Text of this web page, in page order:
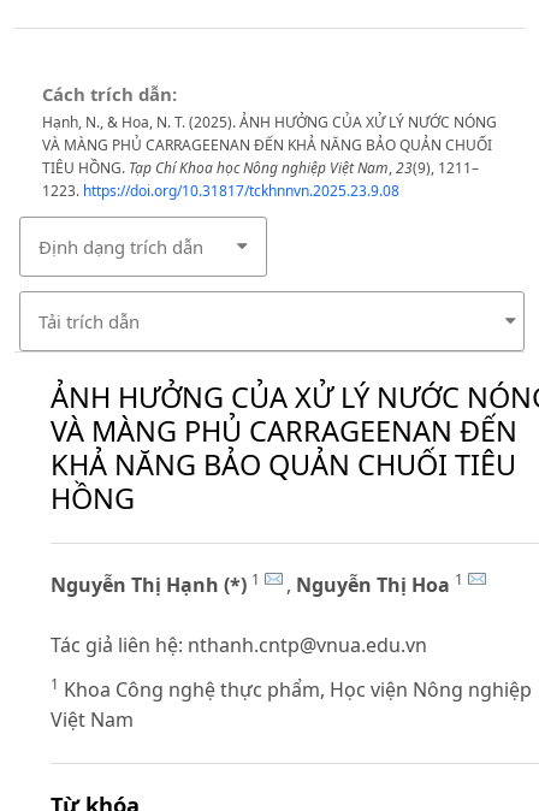
Cách trích dẫn:
Hạnh, N., & Hoa, N. T. (2025). ẢNH HƯỞNG CỦA XỬ LÝ NƯỚC NÓNG
VÀ MÀNG PHỦ CARRAGEENAN ĐẾN KHẢ NĂNG BẢO QUẢN CHUỐI
TIÊU HỒNG. Tạp Chí Khoa học Nông nghiệp Việt Nam,23(9), 1211–
1223. https://doi.org/10.31817/tckhnnvn.2025.23.9.08
Định dạng trích dẫn
Tải trích dẫn
ẢNH HƯỞNG CỦA XỬ LÝ NƯỚC
VÀ MÀNG PHỦ CARRAGEENAN ĐẾN
KHẢ NĂNG BẢO QUẢN CHUỐI TIÊU
HỒNG
Nguyễn Thị Hạnh (*) 1 , Nguyễn Thị Hoa 1
Tác giả liên hệ: nthanh.cntp@vnua.edu.vn
1 Khoa Công nghệ thực phẩm, Học viện Nông nghiệp
Việt Nam
Từ khóa